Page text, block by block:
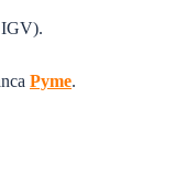
IGV).
Pyme.